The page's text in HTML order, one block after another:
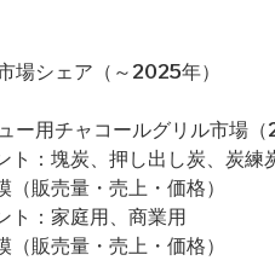
場シェア（～2025年）
ー用チャコールグリル市場
ト：塊炭、押し出し炭、炭練
（販売量・売上・価格）
ト：家庭用、商業用
（販売量・売上・価格）